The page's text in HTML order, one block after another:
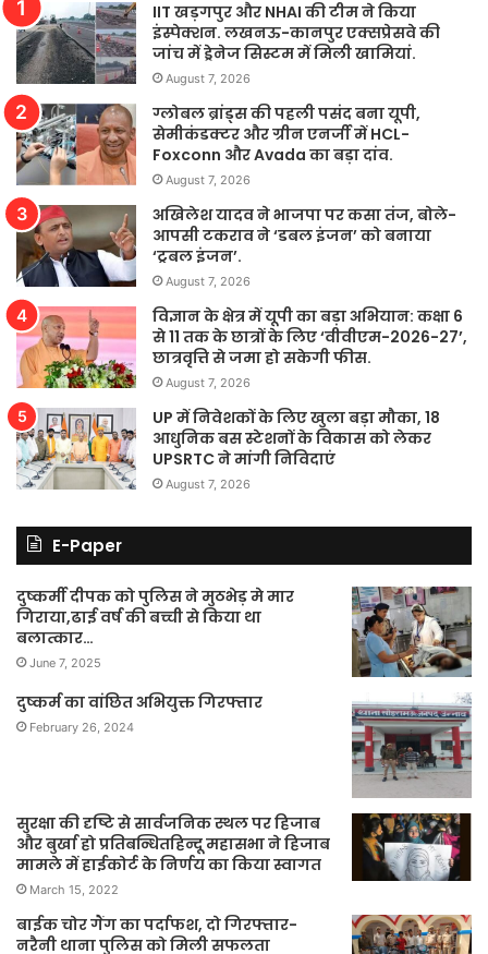
IIT खड़गपुर और NHAI की टीम ने किया
इंस्पेक्शन. लखनऊ-कानपुर एक्सप्रेसवे की
जांच में ड्रेनेज सिस्टम में मिली खामियां.
August 7, 2026
ग्लोबल ब्रांड्स की पहली पसंद बना यूपी,
सेमीकंडक्टर और ग्रीन एनर्जी में HCL-
Foxconn और Avada का बड़ा दांव.
August 7, 2026
अखिलेश यादव ने भाजपा पर कसा तंज, बोले-
आपसी टकराव ने ‘डबल इंजन’ को बनाया
‘ट्रबल इंजन’.
August 7, 2026
विज्ञान के क्षेत्र में यूपी का बड़ा अभियान: कक्षा 6
से 11 तक के छात्रों के लिए ‘वीवीएम-2026-27’,
छात्रवृत्ति से जमा हो सकेगी फीस.
August 7, 2026
UP में निवेशकों के लिए खुला बड़ा मौका, 18
आधुनिक बस स्टेशनों के विकास को लेकर
UPSRTC ने मांगी निविदाएं
August 7, 2026
E-Paper
दुष्कर्मी दीपक को पुलिस ने मुठभेड़ मे मार
गिराया,ढाई वर्ष की बच्ची से किया था
बलात्कार…
June 7, 2025
दुष्कर्म का वांछित अभियुक्त गिरफ्तार
February 26, 2024
सुरक्षा की दृष्टि से सार्वजनिक स्थल पर हिजाब
और बुर्खा हो प्रतिबन्धितहिन्दू महासभा ने हिजाब
मामले में हाईकोर्ट के निर्णय का किया स्वागत
March 15, 2022
बाईक चोर गैंग का पर्दाफश, दो गिरफ्तार-
नरैनी थाना पुलिस को मिली सफलता